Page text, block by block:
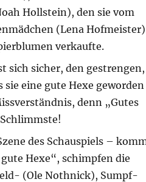
Hollstein), den sie vom
(Lena
verkaufte.
sich sicher, den gestrengen,
eine gute Hexe geworden
denn „Gutes
des Schauspiels –
Hexe“, schimpfen die
(Ole Nothnick), Sumpf-